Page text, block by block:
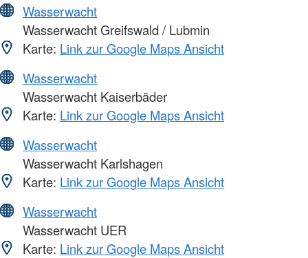
Wasserwacht
Wasserwacht Greifswald / Lubmin
Karte: Link zur Google Maps Ansicht
Wasserwacht
Wasserwacht Kaiserbäder
Karte: Link zur Google Maps Ansicht
Wasserwacht
Wasserwacht Karlshagen
Karte: Link zur Google Maps Ansicht
Wasserwacht
Wasserwacht UER
Karte: Link zur Google Maps Ansicht